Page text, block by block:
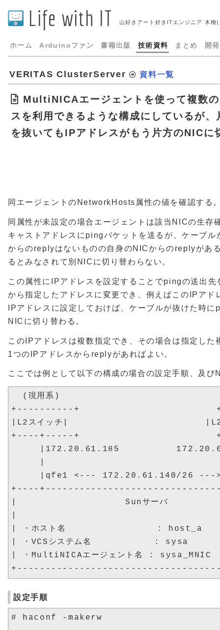
Life with IT 山好きアート好きITエンジニア 木檜
ホーム Arduinoファン 書籍出版 技術資料 まとめ 開
VERITAS ClusterServer 資料一覧
MultiNICAエージェントを使って複数
スを利用できるような構成にしているが
を抜いてもIPアドレスがもう片方のNICに
同エージェントのNetworkHosts属性の値を確認する
同属性が未設定の場合エージェントは該当NICの生存
キャストアドレスにpingパケットを送るが、ケーブル
からのreplyはないものの自身のNICからのreplyがあ
るとみなされて別NICに切り替わらない。
この属性にIPアドレスを設定することでpingの送出
から指定したアドレスに変更でき、例えばこのIPアド
IPアドレスに設定しておけば、ケーブルが抜けた時
NICに切り替わる。
このIPアドレスは複数指定でき、その場合は指定し
1つのIPアドレスからreplyがあればよい。
ここでは例として以下の構成の場合の設定手順、及
(現用系)
+----------+
|L2スイッチ|                        |L2
+----+-----+
|172.20.61.185
|qfe1 <--- 172.20.61.140/26 ---
+----
|                   Sunサーバ
| ・ホスト名                :
| ・VCSシステム名           : sysa
| ・MultiNICAエージェント名 :
設定手順
# haconf -makerw